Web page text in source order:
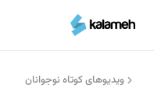
محتوای
ویدیو‌های کوتاه نوجوانان